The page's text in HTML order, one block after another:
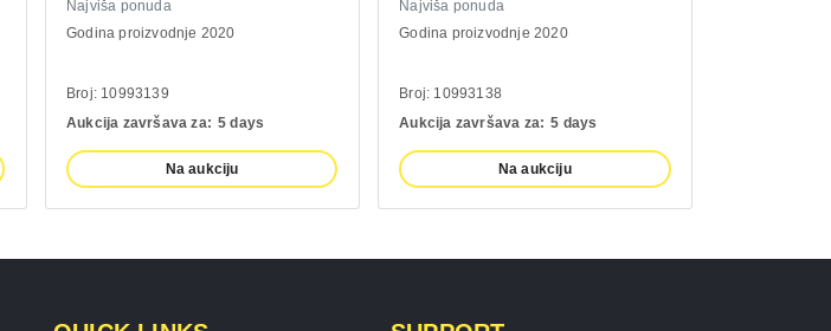
Najviša ponuda
Godina proizvodnje 2020
Broj: 10993139
Aukcija završava za: 5 days
Na aukciju
Najviša ponuda
Godina proizvodnje 2020
Broj: 10993138
Aukcija završava za: 5 days
Na aukciju